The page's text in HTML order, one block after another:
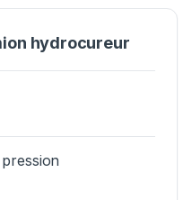
hydrocureur